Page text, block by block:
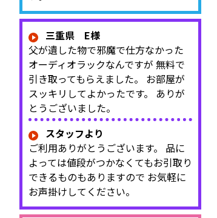
三重県 E様
父が遺した物で邪魔で仕方なかった
オーディオラックなんですが 無料で
引き取ってもらえました。 お部屋が
スッキリしてよかったです。 ありが
とうございました。
スタッフより
ご利用ありがとうございます。 品に
よっては値段がつかなくてもお引取り
できるものもありますので お気軽に
お声掛けしてください。